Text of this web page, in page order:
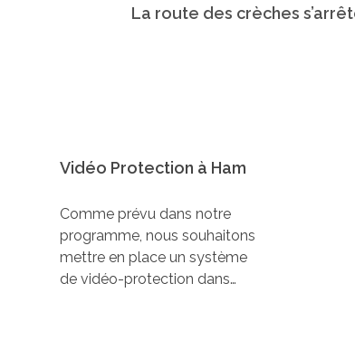
La route des crèches
Vidéo Protection à Ham
Comme prévu dans notre
programme, nous souhaitons
mettre en place un système
de vidéo-protection dans…